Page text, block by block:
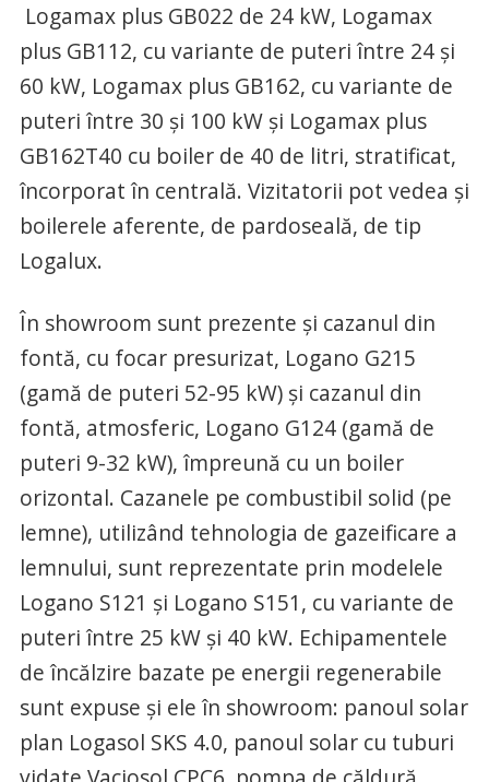
Logamax plus GB022 de 24 kW, Logamax
plus GB112, cu variante de puteri între 24 şi
60 kW, Logamax plus GB162, cu variante de
puteri între 30 şi 100 kW şi Logamax plus
GB162T40 cu boiler de 40 de litri, stratificat,
încorporat în centrală. Vizitatorii pot vedea şi
boilerele aferente, de pardoseală, de tip
Logalux.
În showroom sunt prezente şi cazanul din
fontă, cu focar presurizat, Logano G215
(gamă de puteri 52-95 kW) şi cazanul din
fontă, atmosferic, Logano G124 (gamă de
puteri 9-32 kW), împreună cu un boiler
orizontal. Cazanele pe combustibil solid (pe
lemne), utilizând tehnologia de gazeificare a
lemnului, sunt reprezentate prin modelele
Logano S121 şi Logano S151, cu variante de
puteri între 25 kW şi 40 kW. Echipamentele
de încălzire bazate pe energii regenerabile
sunt expuse şi ele în showroom: panoul solar
plan Logasol SKS 4.0, panoul solar cu tuburi